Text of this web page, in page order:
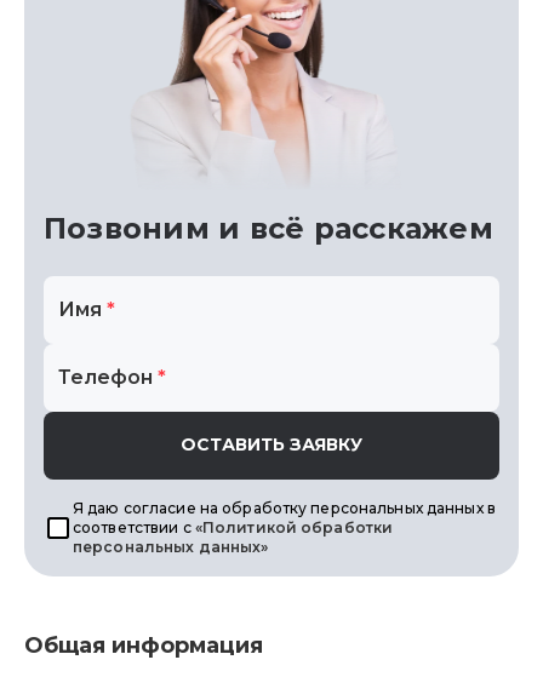
Позвоним и всё расскажем
Имя *
Телефон *
ОСТАВИТЬ ЗАЯВКУ
Я даю согласие на обработку персональных данных в
соответствии с «Политикой обработки
персональных данных»
Общая информация